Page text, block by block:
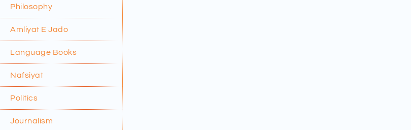
Philosophy
Amliyat E Jado
Language Books
Nafsiyat
Politics
Journalism